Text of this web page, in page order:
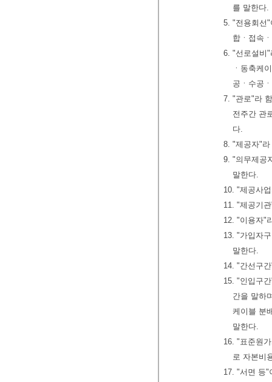
를 말한다.
5. "전용회선
합ㆍ접속
6. "선로설비
ㆍ동축케
공ㆍ수공
7. "관로"라
전주간 관
다.
8. "제공자"
9. "의무제공
말한다.
10. "제공사
11. "제공기
12. "이용자"
13. "가입자
말한다.
14. "간선구
15. "인입구
간을 말하
케이블 분
말한다.
16. "표준원
로 자본비
17. "서면 등"